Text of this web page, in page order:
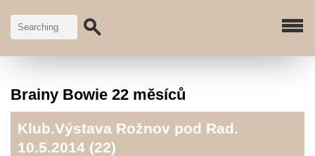
Brainy Bowie 22 měsíců
Klub.Výstava Rožnov pod Rad.
10.5.2014 (22)